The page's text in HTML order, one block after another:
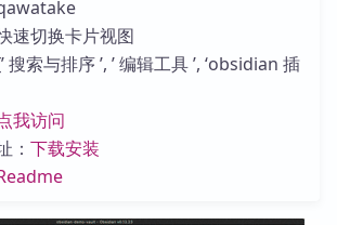
速切换卡片视图
搜索与排序 ’, ’ 编辑工具 ’, ‘obsidian 插
我访问
： 下载安装